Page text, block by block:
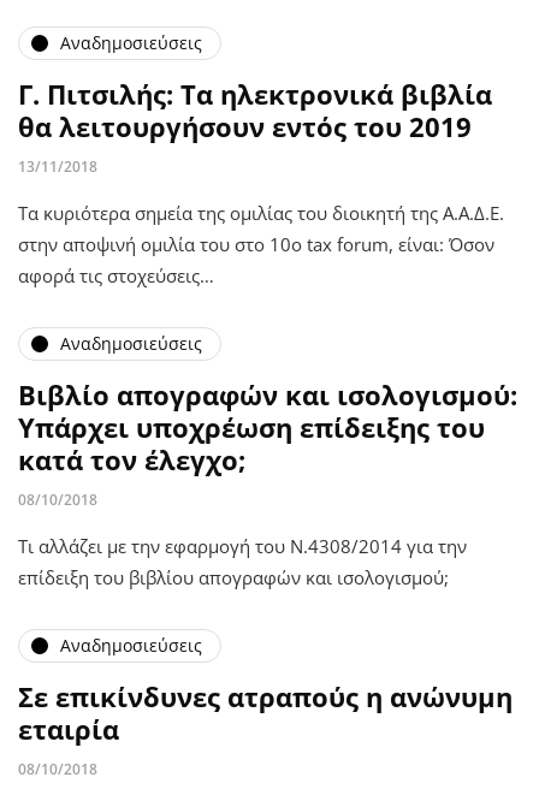
Αναδημοσιεύσεις
Γ. Πιτσιλής: Τα ηλεκτρονικά βιβλία
θα λειτουργήσουν εντός του 2019
13/11/2018
Τα κυριότερα σημεία της ομιλίας του διοικητή της Α.Α.Δ.Ε.
στην αποψινή ομιλία του στο 10ο tax forum, είναι: Όσον
αφορά τις στοχεύσεις…
Αναδημοσιεύσεις
Βιβλίο απογραφών και ισολογισμού:
Υπάρχει υποχρέωση επίδειξης του
κατά τον έλεγχο;
08/10/2018
Τι αλλάζει με την εφαρμογή του Ν.4308/2014 για την
επίδειξη του βιβλίου απογραφών και ισολογισμού;
Αναδημοσιεύσεις
Σε επικίνδυνες ατραπούς η ανώνυμη
εταιρία
08/10/2018